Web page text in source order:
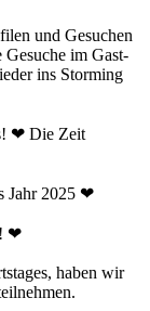
und Gesuchen
Gesuche im Gast-
ins Storming
❤ Die Zeit
Jahr 2025 ❤
❤
haben wir